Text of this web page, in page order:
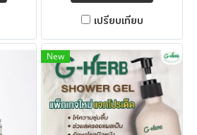
เปรียบเทียบ
New